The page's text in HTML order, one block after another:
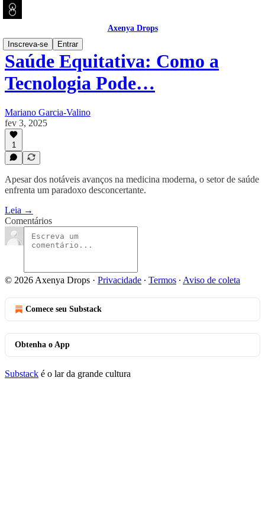
Axenya Drops
Inscreva-se
Entrar
Saúde Equitativa: Como a
Tecnologia Pode…
Mariano Garcia-Valino
fev 3, 2025
1
Apesar dos notáveis avanços na medicina moderna, o setor de saúde
enfrenta um paradoxo desconcertante.
Leia →
Comentários
© 2026 Axenya Drops · Privacidade ∙ Termos ∙ Aviso de coleta
Comece seu Substack
Obtenha o App
Substack é o lar da grande cultura